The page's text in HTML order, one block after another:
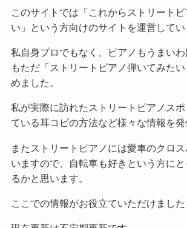
このサイトでは「これからストリート
い」という方向けのサイトを運営してい
私自身プロでもなく、ピアノもうまい
もただ「ストリートピアノ弾いてみた
めました。
私が実際に訪れたストリートピアノス
ている耳コピの方法など様々な情報を発
またストリートピアノには愛車のクロ
いますので、自転車も好きという方に
るかと思います。
ここでの情報がお役立ていただけました